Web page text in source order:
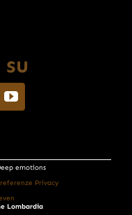
emotions
Privacy
Lombardia